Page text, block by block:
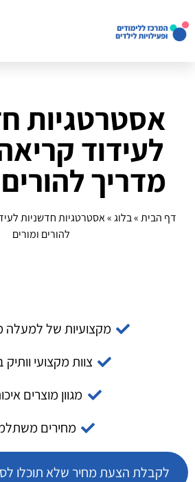
אסטרטגיות
לעידוד
מדריך
דף הבית»בלוג»אסטרטגיות חדשניות
להורים ומורים
מקצועיות של למעלה מ- 14
צוות מקצועי
מגוון מוצרים
מחירים
לקבלת הצעת מחיר שלא תוכלו